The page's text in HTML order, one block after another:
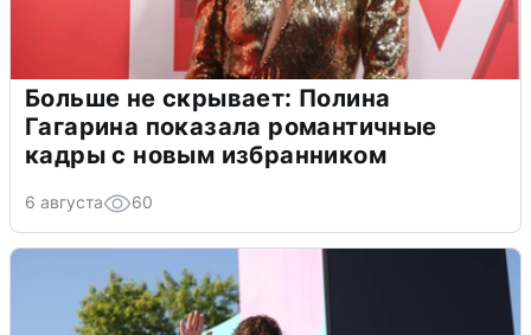
Больше не скрывает: Полина
Гагарина показала романтичные
кадры с новым избранником
6 августа 60